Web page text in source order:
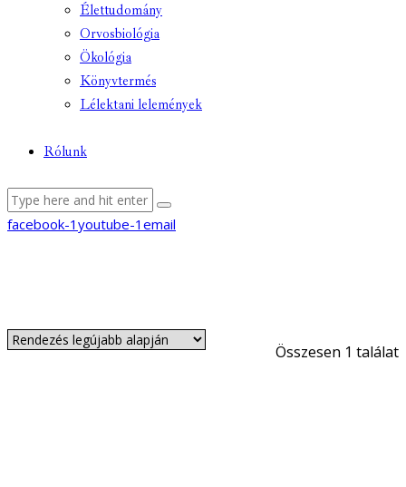
Élettudomány
Orvosbiológia
Ökológia
Könyvtermés
Lélektani lelemények
Rólunk
facebook-1 youtube-1 email
Összesen 1 találat